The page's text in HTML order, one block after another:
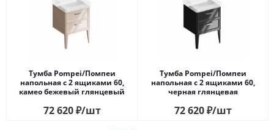
Тумба Pompei/Помпеи
напольная с 2 ящиками 60,
камео бежевый глянцевый
72 620₽/шт
Тумба Pompei/Помпеи
напольная с 2 ящиками 60,
черная глянцевая
72 620₽/шт